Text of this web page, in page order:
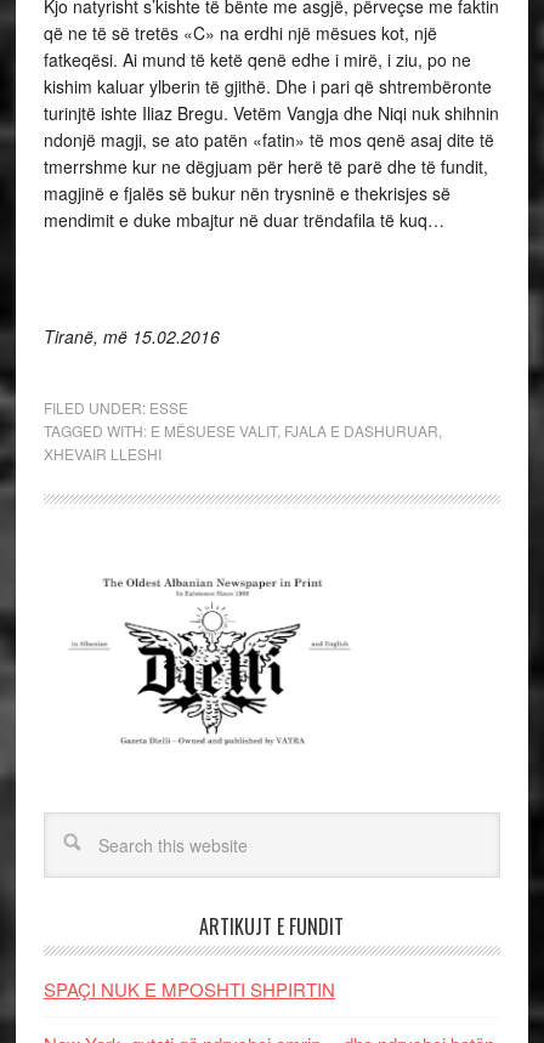
Kjo natyrisht s’kishte të bënte me asgjë, përveçse me faktin
që ne të së tretës «C» na erdhi një mësues kot, një
fatkeqësi. Ai mund të ketë qenë edhe i mirë, i ziu, po ne
kishim kaluar ylberin të gjithë. Dhe i pari që shtrembëronte
turinjtë ishte Iliaz Bregu. Vetëm Vangja dhe Niqi nuk shihnin
ndonjë magji, se ato patën «fatin» të mos qenë asaj dite të
tmerrshme kur ne dëgjuam për herë të parë dhe të fundit,
magjinë e fjalës së bukur nën trysninë e thekrisjes së
mendimit e duke mbajtur në duar trëndafila të kuq…
Tiranë, më 15.02.2016
FILED UNDER: ESSE
TAGGED WITH: E MËSUESE VALIT, FJALA E DASHURUAR
XHEVAIR LLESHI
ARTIKUJT E FUNDIT
SPAÇI NUK E MPOSHTI SHPIRTIN